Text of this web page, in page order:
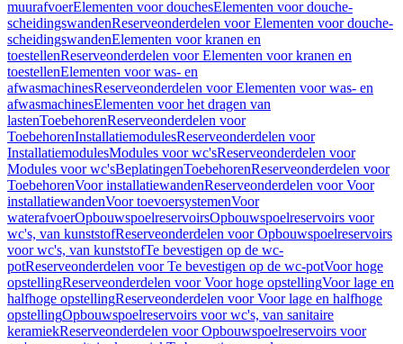
muurafvoerElementen voor douchesElementen voor douche-
scheidingswandenReserveonderdelen voor Elementen voor douche-
scheidingswandenElementen voor kranen en
toestellenReserveonderdelen voor Elementen voor kranen en
toestellenElementen voor was- en
afwasmachinesReserveonderdelen voor Elementen voor was- en
afwasmachinesElementen voor het dragen van
lastenToebehorenReserveonderdelen voor
ToebehorenInstallatiemodulesReserveonderdelen voor
InstallatiemodulesModules voor wc'sReserveonderdelen voor
Modules voor wc'sBeplatingenToebehorenReserveonderdelen voor
ToebehorenVoor installatiewandenReserveonderdelen voor Voor
installatiewandenVoor toevoersystemenVoor
waterafvoerOpbouwspoelreservoirsOpbouwspoelreservoirs voor
wc's, van kunststofReserveonderdelen voor Opbouwspoelreservoirs
voor wc's, van kunststofTe bevestigen op de wc-
potReserveonderdelen voor Te bevestigen op de wc-potVoor hoge
opstellingReserveonderdelen voor Voor hoge opstellingVoor lage en
halfhoge opstellingReserveonderdelen voor Voor lage en halfhoge
opstellingOpbouwspoelreservoirs voor wc's, van sanitaire
keramiekReserveonderdelen voor Opbouwspoelreservoirs voor